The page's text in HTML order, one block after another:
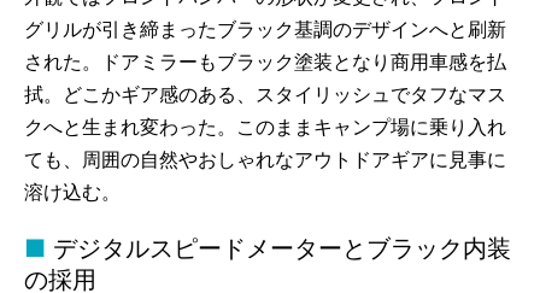
グリルが引き締まったブラック基調のデザインへと刷新
された。ドアミラーもブラック塗装となり商用車感を払
拭。どこかギア感のある、スタイリッシュでタフなマス
クへと生まれ変わった。このままキャンプ場に乗り入れ
ても、周囲の自然やおしゃれなアウトドアギアに見事に
溶け込む。
デジタルスピードメーターとブラック内装
の採用